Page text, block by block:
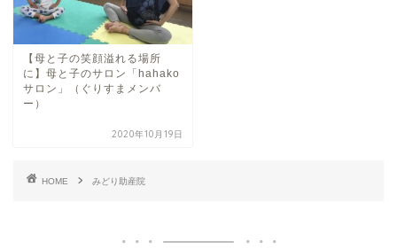
【母と子の笑顔溢れる場所
に】母と子のサロン「hahako
サロン」（ぐりすまメンバ
ー）
2020年10月19日
HOME みどり助産院